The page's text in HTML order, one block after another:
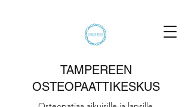
TAMPEREEN
OSTEOPAATTIKESKUS